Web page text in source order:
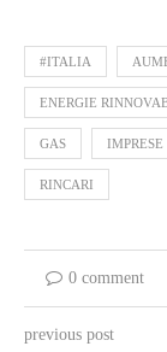
#ITALIA
ENERGIE
GAS IMPRESE
RINCARI
0 comment
previous post